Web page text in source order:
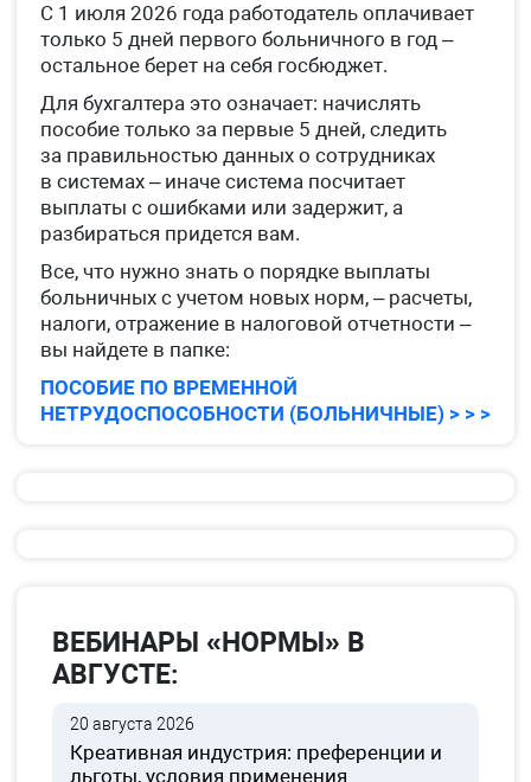
С 1 июля 2026 года работодатель оплачивает
только 5 дней первого больничного в год –
остальное берет на себя госбюджет.
Для бухгалтера это означает: начислять
пособие только за первые 5 дней, следить
за правильностью данных о сотрудниках
в системах – иначе система посчитает
выплаты с ошибками или задержит, а
разбираться придется вам.
Все, что нужно знать о порядке выплаты
больничных с учетом новых норм, – расчеты,
налоги, отражение в налоговой отчетности –
вы найдете в папке:
ПОСОБИЕ ПО ВРЕМЕННОЙ
НЕТРУДОСПОСОБНОСТИ (БОЛЬНИЧНЫЕ) > > >
ВЕБИНАРЫ «НОРМЫ» В
АВГУСТЕ:
20 августа 2026
Креативная индустрия: преференции и
льготы, условия применения